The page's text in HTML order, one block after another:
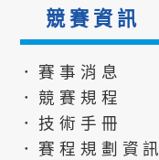
競賽資訊
．賽事消息
．競賽規程
．技術手冊
．賽程規劃資訊